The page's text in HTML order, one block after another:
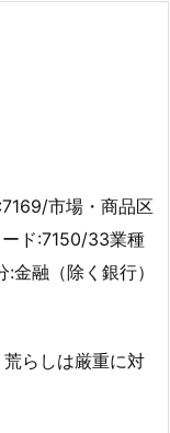
市場・商品区
ド:7150/33業種
金融（除く銀行）
らしは厳重に対